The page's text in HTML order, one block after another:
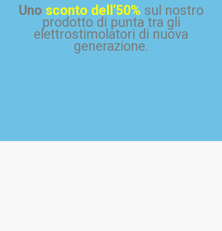
Uno sconto dell’50% sul nostro
prodotto di punta tra gli
elettrostimolatori di nuova
generazione.